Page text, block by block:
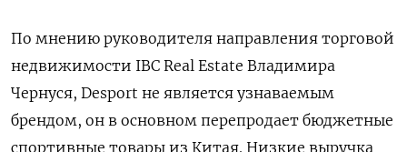
По мнению руководителя направления торговой
недвижимости IBC Real Estate Владимира
Чернуся, Desport не является узнаваемым
брендом, он в основном перепродает бюджетные
спортивные товары из Китая. Низкие выручка